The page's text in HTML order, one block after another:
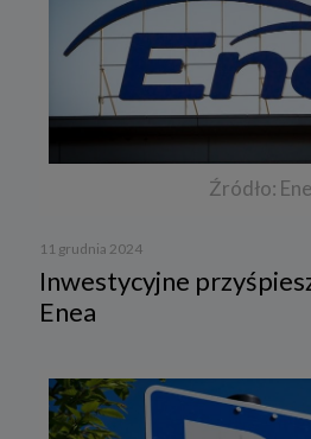
Źródło:
11 grudnia 2024
Inwestycyjne
Enea